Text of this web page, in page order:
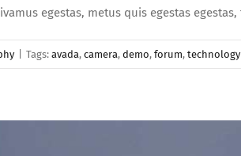
egestas, metus quis egestas
Tags: avada, camera, demo, forum, technology